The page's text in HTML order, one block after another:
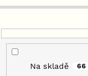
k
ů
Na skladě 66